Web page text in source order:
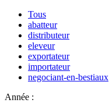
Tous
abatteur
distributeur
eleveur
exportateur
importateur
negociant-en-bestiaux
Année :